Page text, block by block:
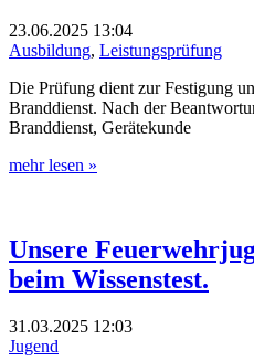
23.06.2025 13:04
Ausbildung, Leistungsprüfung
Die Prüfung dient zur Festigung
Branddienst. Nach der
Branddienst, Gerätekunde
mehr lesen »
Unsere
beim Wissenstest.
31.03.2025 12:03
Jugend